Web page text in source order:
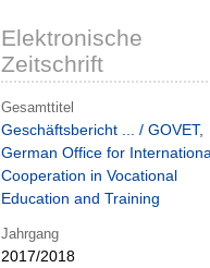
Elektronische
Zeitschrift
Gesamttitel
Geschäftsbericht ... / GOVET,
German Office for
Cooperation in Vocational
Education and Training
Jahrgang
2017/2018